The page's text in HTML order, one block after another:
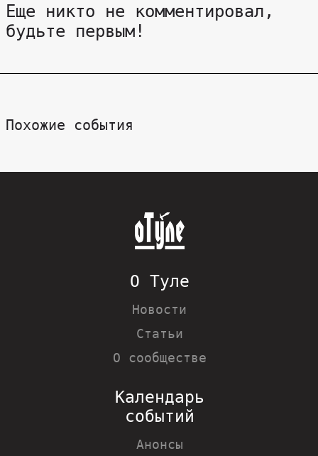
Еще никто не комментировал,
будьте первым!
Похожие события
О Туле
Новости
Статьи
О сообществе
Календарь
событий
Анонсы